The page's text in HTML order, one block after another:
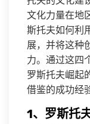
文化力量在地
斯托夫如何利
展，并将这种
力。通过这四
罗斯托夫崛起
借鉴的成功经
1、罗斯托